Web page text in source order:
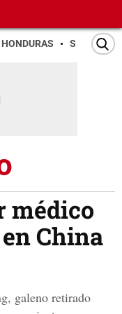
HONDURAS SAN PEDRO
médico
China
galeno retirado